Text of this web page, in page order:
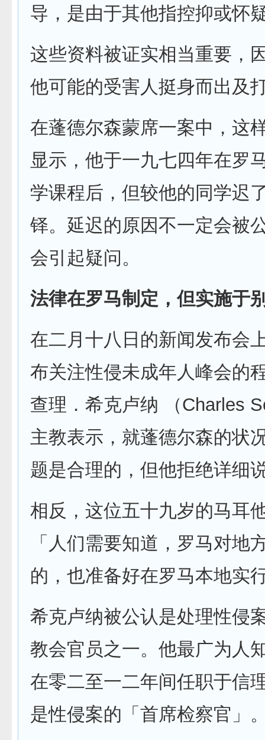
导，是由于其他指控抑或怀
这些资料被证实相当重要，
他可能的受害人挺身而出及
在蓬德尔森蒙席一案中，这
显示，他于一九七四年在罗
学课程后，但较他的同学迟
铎。延迟的原因不一定会被
会引起疑问。
法律在罗马制定，但实施于
在二月十八日的新闻发布会
布关注性侵未成年人峰会的
查理．希克卢纳 （Charles
主教表示，就蓬德尔森的状
题是合理的，但他拒绝详细
相反，这位五十九岁的马耳
「人们需要知道，罗马对地
的，也准备好在罗马本地实
希克卢纳被公认是处理性侵
教会官员之一。他最广为人
在零二至一二年间任职于信
是性侵案的「首席检察官」